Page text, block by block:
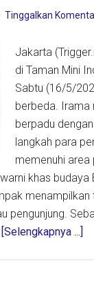
Tinggalkan
Jakarta
di Taman Mini
Sabtu (16/5/
berbeda. Irama
berpadu
langkah para
memenuhi area
khas budaya
menampilkan
pengunjung.
[Selengkapnya ...]